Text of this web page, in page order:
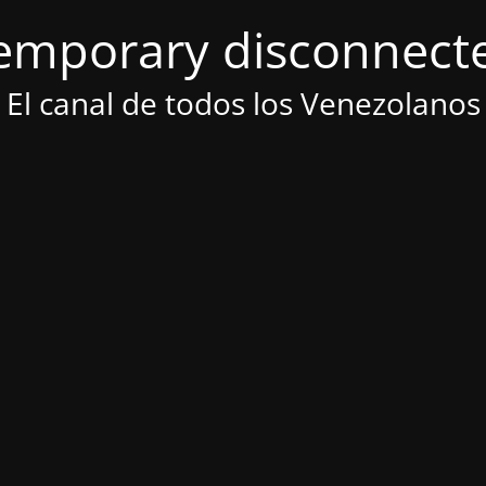
El canal de todos los Venezolanos